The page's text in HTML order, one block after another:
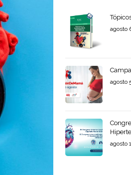
agosto
agosto
agosto